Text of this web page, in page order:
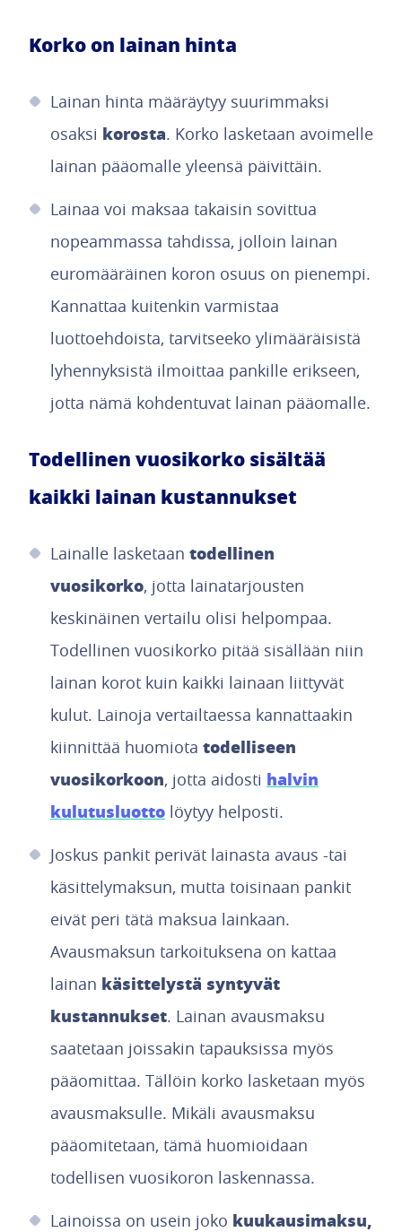
Korko on lainan hinta
Lainan hinta määräytyy suurimmaksi
osaksi korosta. Korko lasketaan avoimelle
lainan pääomalle yleensä päivittäin.
Lainaa voi maksaa takaisin sovittua
nopeammassa tahdissa, jolloin lainan
euromääräinen koron osuus on pienempi.
Kannattaa kuitenkin varmistaa
luottoehdoista, tarvitseeko ylimääräisistä
lyhennyksistä ilmoittaa pankille erikseen,
jotta nämä kohdentuvat lainan pääomalle.
Todellinen vuosikorko sisältää
kaikki lainan kustannukset
Lainalle lasketaan todellinen
vuosikorko, jotta lainatarjousten
keskinäinen vertailu olisi helpompaa.
Todellinen vuosikorko pitää sisällään niin
lainan korot kuin kaikki lainaan liittyvät
kulut. Lainoja vertailtaessa kannattaakin
kiinnittää huomiota todelliseen
vuosikorkoon, jotta aidosti halvin
kulutusluotto löytyy helposti.
Joskus pankit perivät lainasta avaus -tai
käsittelymaksun, mutta toisinaan pankit
eivät peri tätä maksua lainkaan.
Avausmaksun tarkoituksena on kattaa
lainan käsittelystä syntyvät
kustannukset. Lainan avausmaksu
saatetaan joissakin tapauksissa myös
pääomittaa. Tällöin korko lasketaan myös
avausmaksulle. Mikäli avausmaksu
pääomitetaan, tämä huomioidaan
todellisen vuosikoron laskennassa.
Lainoissa on usein joko kuukausimaksu,